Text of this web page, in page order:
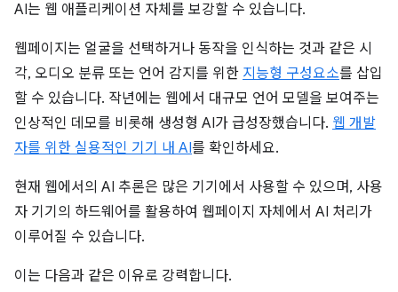
AI는 웹 애플리케이션 자체를 보강할 수 있습니다.
웹페이지는 얼굴을 선택하거나 동작을 인식하는 것과 같은 시
각, 오디오 분류 또는 언어 감지를 위한 지능형 구성요소를 삽입
할 수 있습니다. 작년에는 웹에서 대규모 언어 모델을 보여주는
인상적인 데모를 비롯해 생성형 AI가 급성장했습니다. 웹 개발
자를 위한 실용적인 기기 내 AI를 확인하세요.
현재 웹에서의 AI 추론은 많은 기기에서 사용할 수 있으며, 사용
자 기기의 하드웨어를 활용하여 웹페이지 자체에서 AI 처리가
이루어질 수 있습니다.
이는 다음과 같은 이유로 강력합니다.